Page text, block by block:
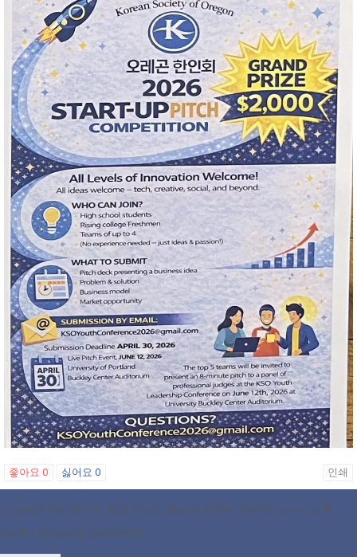
좋아요 0 싫어요 0 인쇄
«
오레곤 한인청소년 홍보대사들, 워싱턴 카운티 정부와 리더십 교류
Youth Leadership Conference
»